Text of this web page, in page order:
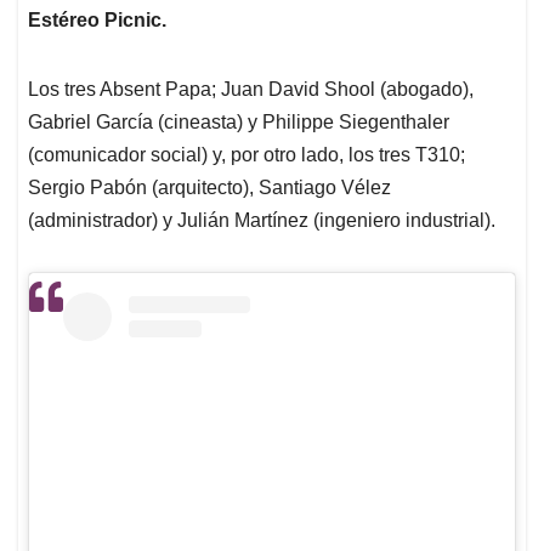
Estéreo Picnic.
Los tres Absent Papa; Juan David Shool (abogado),
Gabriel García (cineasta) y Philippe Siegenthaler
(comunicador social) y, por otro lado, los tres T310;
Sergio Pabón (arquitecto), Santiago Vélez
(administrador) y Julián Martínez (ingeniero industrial).